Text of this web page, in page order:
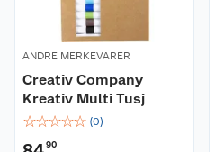
ANDRE MERKEVARER
Creativ Company
Kreativ Multi Tusj
☆☆☆☆☆ (0)
90